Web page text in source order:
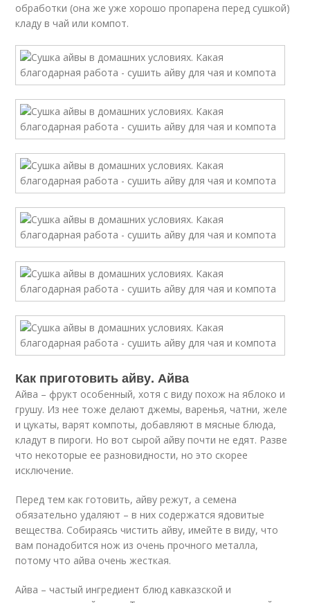
обработки (она же уже хорошо пропарена перед сушкой)
кладу в чай или компот.
Как приготовить айву. Айва
Айва – фрукт особенный, хотя с виду похож на яблоко и
грушу. Из нее тоже делают джемы, варенья, чатни, желе
и цукаты, варят компоты, добавляют в мясные блюда,
кладут в пироги. Но вот сырой айву почти не едят. Разве
что некоторые ее разновидности, но это скорее
исключение.
Перед тем как готовить, айву режут, а семена
обязательно удаляют – в них содержатся ядовитые
вещества. Собираясь чистить айву, имейте в виду, что
вам понадобится нож из очень прочного металла,
потому что айва очень жесткая.
Айва – частый ингредиент блюд кавказской и